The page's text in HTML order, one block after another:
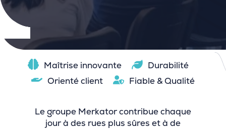
Maîtrise innovante
Durabilité
Orienté client
Fiable & Qualité
Le groupe Merkator contribue chaque
jour à des rues plus sûres et à de